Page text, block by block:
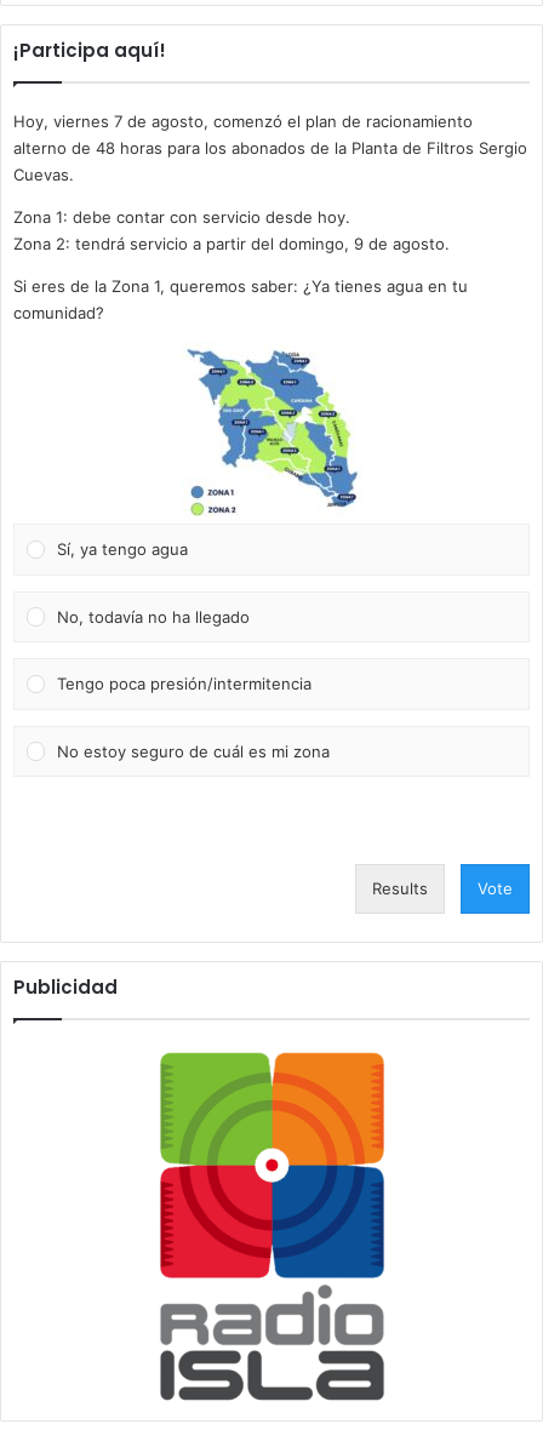
¡Participa aquí!
Hoy, viernes 7 de agosto, comenzó el plan de racionamiento
alterno de 48 horas para los abonados de la Planta de Filtros Sergio
Cuevas.
Zona 1: debe contar con servicio desde hoy.
Zona 2: tendrá servicio a partir del domingo, 9 de agosto.
Si eres de la Zona 1, queremos saber: ¿Ya tienes agua en tu
comunidad?
Sí, ya tengo agua
No, todavía no ha llegado
Tengo poca presión/intermitencia
No estoy seguro de cuál es mi zona
Results Vote
Publicidad